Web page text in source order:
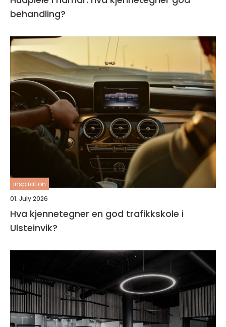
behandling?
inspiration
01. July 2026
Hva kjennetegner en god trafikkskole i
Ulsteinvik?